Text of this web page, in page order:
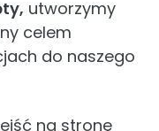
utworzymy
celem
do naszego
na stronę